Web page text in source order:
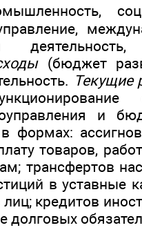
(бюджет
Текущие
и
формах:
товаров,
трансфертов
в уставные
кредитов
долговых